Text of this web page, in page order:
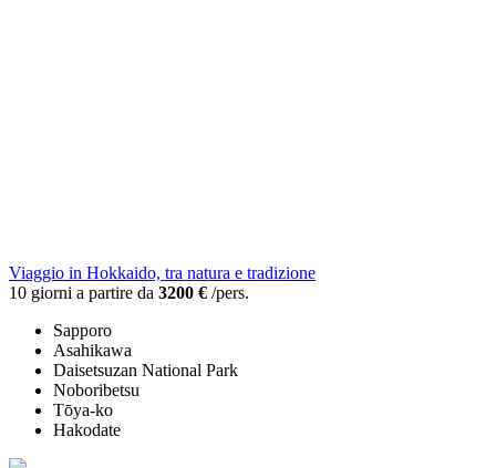
Viaggio in Hokkaido, tra natura e tradizione
10 giorni a partire da 3200 € /pers.
Sapporo
Asahikawa
Daisetsuzan National Park
Noboribetsu
Tōya-ko
Hakodate